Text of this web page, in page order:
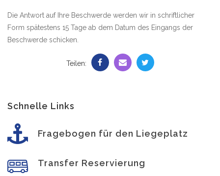
Die Antwort auf Ihre Beschwerde werden wir in schriftlicher
Form spätestens 15 Tage ab dem Datum des Eingangs der
Beschwerde schicken.
Teilen:
Schnelle Links
Fragebogen für den Liegeplatz
Transfer Reservierung